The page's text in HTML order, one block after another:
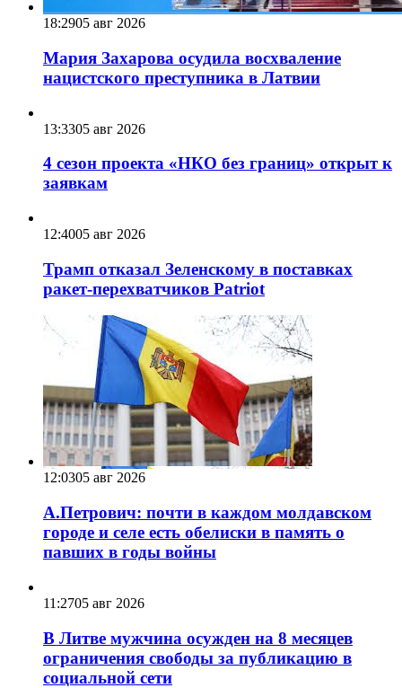
18:2905 авг 2026
Мария Захарова осудила восхваление
нацистского преступника в Латвии
13:3305 авг 2026
4 сезон проекта «НКО без границ» открыт к
заявкам
12:4005 авг 2026
Трамп отказал Зеленскому в поставках
ракет-перехватчиков Patriot
12:0305 авг 2026
А.Петрович: почти в каждом молдавском
городе и селе есть обелиски в память о
павших в годы войны
11:2705 авг 2026
В Литве мужчина осужден на 8 месяцев
ограничения свободы за публикацию в
социальной сети